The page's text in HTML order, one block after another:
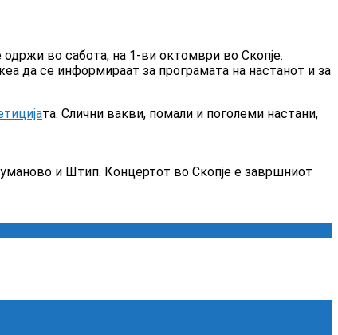
во сабота, на 1-ви октомври во Скопје.
да се информираат за програмата на настанот и за
та. Слични вакви, помали и поголеми настани,
и Штип. Концертот во Скопје е завршниот